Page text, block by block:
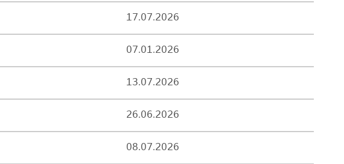
17.07.2026
07.01.2026
13.07.2026
26.06.2026
08.07.2026